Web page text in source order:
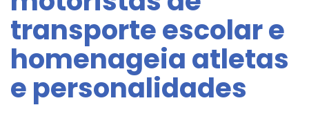
Vereadores Mirins iniciam jornada no Legislativo
com participação em Sessão Simulada
CONDEMAT+ e Sesc Mogi das Cruzes
promovem palestra sobre diversidade e inclusão no
mercado de trabalho
transporte escolar e
homenageia atletas
e personalidades